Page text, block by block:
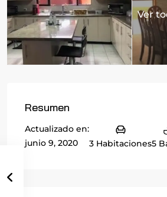
Ver
Resumen
Actualizado en:
junio 9, 2020
3 Habitaciones5